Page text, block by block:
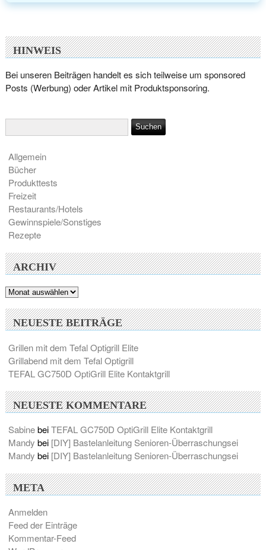
HINWEIS
Bei unseren Beiträgen handelt es sich teilweise um sponsored
Posts (Werbung) oder Artikel mit Produktsponsoring.
Allgemein
Bücher
Produkttests
Freizeit
Restaurants/Hotels
Gewinnspiele/Sonstiges
Rezepte
ARCHIV
Archiv
NEUESTE BEITRÄGE
Grillen mit dem Tefal Optigrill Elite
Grillabend mit dem Tefal Optigrill
TEFAL GC750D OptiGrill Elite Kontaktgrill
NEUESTE KOMMENTARE
SabinebeiTEFAL GC750D OptiGrill Elite Kontaktgrill
Mandy bei [DIY] Bastelanleitung Senioren-Überraschungsei
Mandy bei [DIY] Bastelanleitung Senioren-Überraschungsei
META
Anmelden
Feed der Einträge
Kommentar-Feed